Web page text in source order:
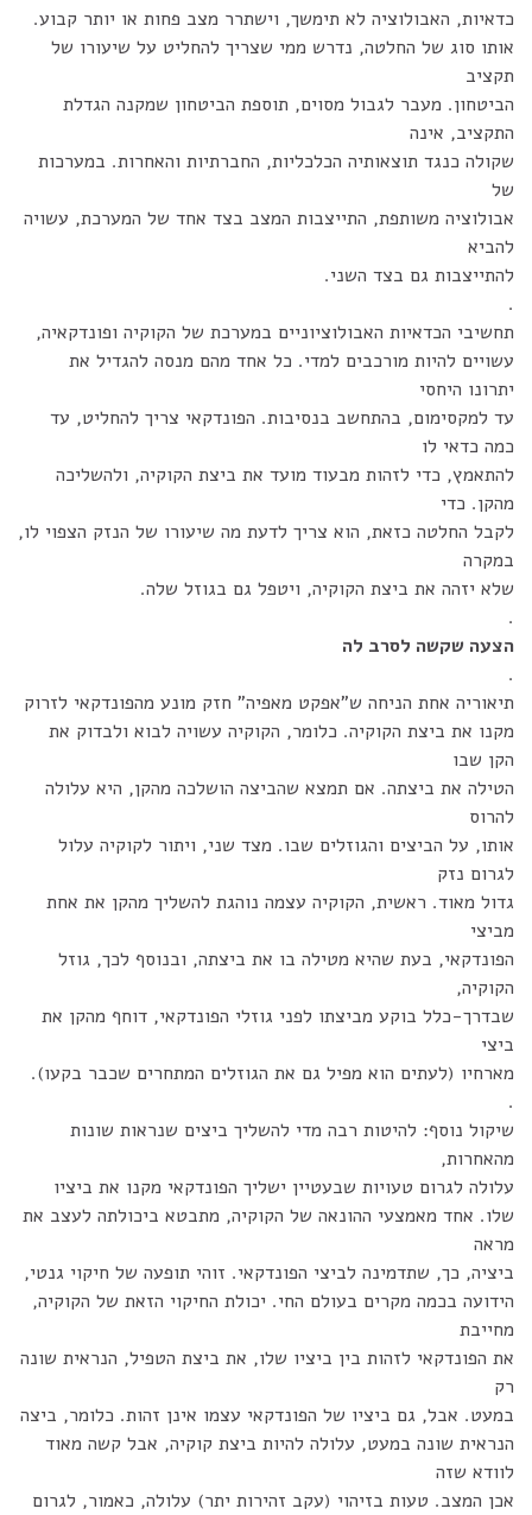
כדאיות, האבולוציה לא תימשך, וישתרר מצב פחות או יותר קבוע.
אותו סוג של החלטה, נדרש ממי שצריך להחליט על שיעורו של
תקציב
הביטחון. מעבר לגבול מסוים, תוספת הביטחון שמקנה הגדלת
התקציב, אינה
שקולה כנגד תוצאותיה הכלכליות, החברתיות והאחרות. במערכות
של
אבולוציה משותפת, התייצבות המצב בצד אחד של המערכת, עשויה
להביא
להתייצבות גם בצד השני.
.
תחשיבי הכדאיות האבולוציוניים במערכת של הקוקיה ופונדקאיה,
עשויים להיות מורכבים למדי. כל אחד מהם מנסה להגדיל את
יתרונו היחסי
עד למקסימום, בהתחשב בנסיבות. הפונדקאי צריך להחליט, עד
כמה כדאי לו
להתאמץ, כדי לזהות מבעוד מועד את ביצת הקוקיה, ולהשליכה
מהקן. כדי
לקבל החלטה כזאת, הוא צריך לדעת מה שיעורו של הנזק הצפוי לו,
במקרה
שלא יזהה את ביצת הקוקיה, ויטפל גם בגוזל שלה.
.
הצעה שקשה לסרב לה
.
תיאוריה אחת הניחה ש"אפקט מאפיה" חזק מונע מהפונדקאי לזרוק
מקנו את ביצת הקוקיה. כלומר, הקוקיה עשויה לבוא ולבדוק את
הקן שבו
הטילה את ביצתה. אם תמצא שהביצה הושלכה מהקן, היא עלולה
להרוס
אותו, על הביצים והגוזלים שבו. מצד שני, ויתור לקוקיה עלול
לגרום נזק
גדול מאוד. ראשית, הקוקיה עצמה נוהגת להשליך מהקן את אחת
מביצי
הפונדקאי, בעת שהיא מטילה בו את ביצתה, ובנוסף לכך, גוזל
הקוקיה,
שבדרך-כלל בוקע מביצתו לפני גוזלי הפונדקאי, דוחף מהקן את
ביצי
מארחיו (לעתים הוא מפיל גם את הגוזלים המתחרים שכבר בקעו).
.
שיקול נוסף: להיטות רבה מדי להשליך ביצים שנראות שונות
מהאחרות,
עלולה לגרום טעויות שבעטיין ישליך הפונדקאי מקנו את ביציו
שלו. אחד מאמצעי ההונאה של הקוקיה, מתבטא ביכולתה לעצב את
מראה
ביציה, כך, שתדמינה לביצי הפונדקאי. זוהי תופעה של חיקוי גנטי,
הידועה בכמה מקרים בעולם החי. יכולת החיקוי הזאת של הקוקיה,
מחייבת
את הפונדקאי לזהות בין ביציו שלו, את ביצת הטפיל, הנראית שונה
רק
במעט. אבל, גם ביציו של הפונדקאי עצמו אינן זהות. כלומר, ביצה
הנראית שונה במעט, עלולה להיות ביצת קוקיה, אבל קשה מאוד
לוודא שזה
אכן המצב. טעות בזיהוי (עקב זהירות יתר) עלולה, כאמור, לגרום